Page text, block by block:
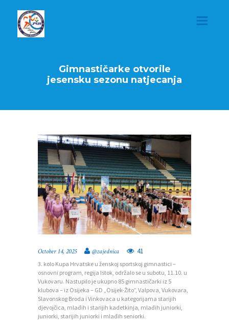
Gimnastičarke otvorile
jesensku sezonu natjecanja
October 14, 2025 @zajednica 41
3. kolo Kupa Hrvatske u ženskoj sportskoj gimnastici –
osnovni program, regija Istok, održalo se u subotu, 11.10. u
Vukovaru. Nastupilo je ukupno 85 gimnastičarki iz 5
klubova – iz Osijeka – GD „Osijek-Žito”, Valpova, Vukovara,
Slavonskog Broda i Vinkovaca u kategorijama starijih
djevojčica, mlađih i starijih kadetkinja, mlađih juniorki,
juniorki, starijih juniorki i mlađih seniorki.